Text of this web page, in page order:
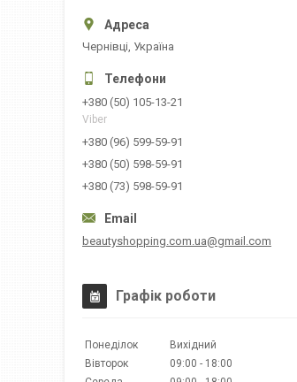
Чернівці, Україна
+380 (50) 105-13-21
Viber
+380 (96) 599-59-91
+380 (50) 598-59-91
+380 (73) 598-59-91
beautyshopping.com.ua@gmail.com
Графік роботи
Понеділок
Вихідний
Вівторок
09:00
18:00